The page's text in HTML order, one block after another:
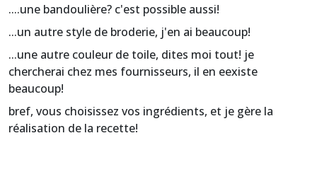
....une bandoulière? c'est possible aussi!
...un autre style de broderie, j'en ai beaucoup!
...une autre couleur de toile, dites moi tout! je
chercherai chez mes fournisseurs, il en eexiste
beaucoup!
bref, vous choisissez vos ingrédients, et je gère la
réalisation de la recette!